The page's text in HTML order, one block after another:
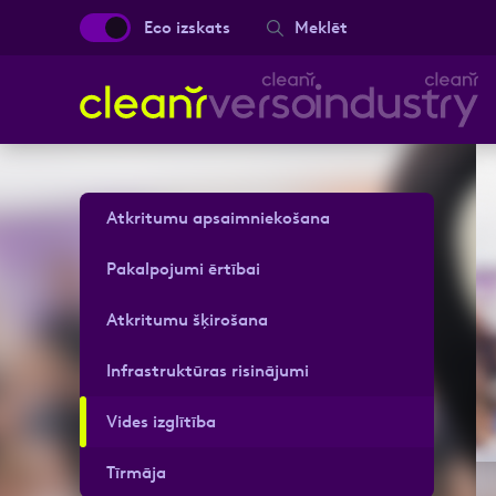
Eco izskats Meklēt
Atkritumu apsaimniekošana
Pakalpojumi ērtībai
Atkritumu šķirošana
Infrastruktūras risinājumi
Vides izglītība
Tīrmāja
Vārds, Uzvārds
Vārds, Uzvārds
Vārds, Uzvārds